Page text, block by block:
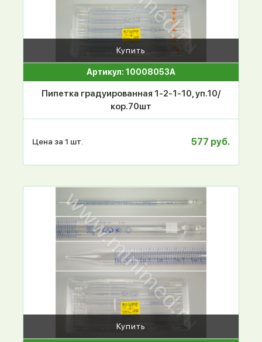
Купить
Артикул: 10008053А
Пипетка градуированная 1-2-1-10, уп.10/
кор.70шт
Цена за 1 шт. 577 руб.
Купить